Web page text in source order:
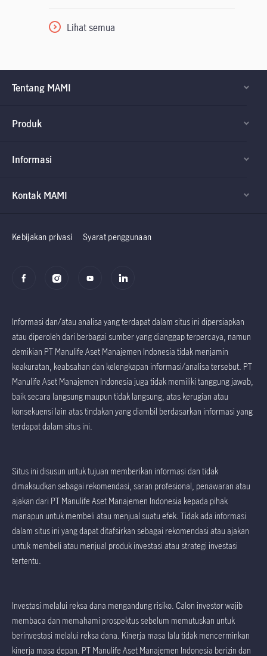
Lihat semua
Tentang MAMI
Produk
Informasi
Factsheet dan
Kontak MAMI
Kebijakan privasi Syarat penggunaan
Informasi dan/atau analisa yang terdapat dalam situs ini dipersiapkan
atau diperoleh dari berbagai sumber yang dianggap terpercaya, namun
demikian PT Manulife Aset Manajemen Indonesia tidak menjamin
keakuratan, keabsahan dan kelengkapan informasi/analisa tersebut. PT
Manulife Aset Manajemen Indonesia juga tidak memiliki tanggung jawab,
baik secara langsung maupun tidak langsung, atas kerugian atau
konsekuensi lain atas tindakan yang diambil berdasarkan informasi yang
terdapat dalam situs ini.
Situs ini disusun untuk tujuan memberikan informasi dan tidak
dimaksudkan sebagai rekomendasi, saran profesional, penawaran atau
ajakan dari PT Manulife Aset Manajemen Indonesia kepada pihak
manapun untuk membeli atau menjual suatu efek. Tidak ada informasi
dalam situs ini yang dapat ditafsirkan sebagai rekomendasi atau ajakan
untuk membeli atau menjual produk investasi atau strategi investasi
tertentu.
Investasi melalui reksa dana mengandung risiko. Calon investor wajib
membaca dan memahami prospektus sebelum memutuskan untuk
berinvestasi melalui reksa dana. Kinerja masa lalu tidak mencerminkan
kinerja masa depan. PT Manulife Aset Manajemen Indonesia berizin dan